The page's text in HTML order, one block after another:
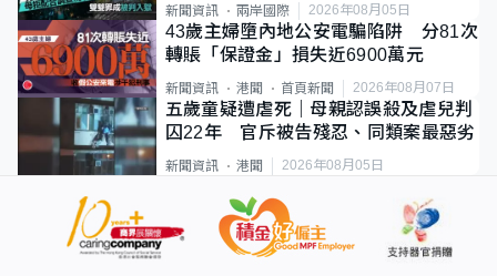
新聞資訊 兩岸國際 2026年08月05日
43歲主婦墮內地公安電騙陷阱 分81次
轉賬「保證金」損失近6900萬元
新聞資訊 港聞 首頁新聞 2026年08月07日
五歲童疑遭虐死｜母親認誤殺及虐兒判
囚22年 官斥被告殘忍、同類案最惡劣
新聞資訊 港聞 2026年08月05日